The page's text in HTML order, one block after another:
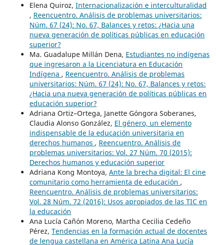
Elena Quiroz, Internacionalización e interculturalidad
, Reencuentro. Análisis de problemas universitarios:
Núm. 67 (24): No. 67, Balances y retos: ¿Hacia una
nueva generación de políticas públicas en educación
superior?
Ma. Guadalupe Millán Dena, Estudiantes no indígenas
que ingresaron a la Licenciatura en Educación
Indígena , Reencuentro. Análisis de problemas
universitarios: Núm. 67 (24): No. 67, Balances y retos:
¿Hacia una nueva generación de políticas públicas en
educación superior?
Adriana Ortiz–Ortega, Janette Góngora Soberanes,
Claudia Alonso González, El género, un elemento
indispensable de la educación universitaria en
derechos humanos , Reencuentro. Análisis de
problemas universitarios: Vol. 27 Núm. 70 (2015):
Derechos humanos y educación superior
Adriana Kong Montoya, Ante la brecha digital: El cine
comunitario como herramienta de educación ,
Reencuentro. Análisis de problemas universitarios:
Vol. 28 Núm. 72 (2016): Usos apropiados de las TIC en
la educación
Ana Lucía Cañón Moreno, Martha Cecilia Cedeño
Pérez, Tendencias en la formación actual de docentes
de lengua castellana en América Latina Ana Lucía